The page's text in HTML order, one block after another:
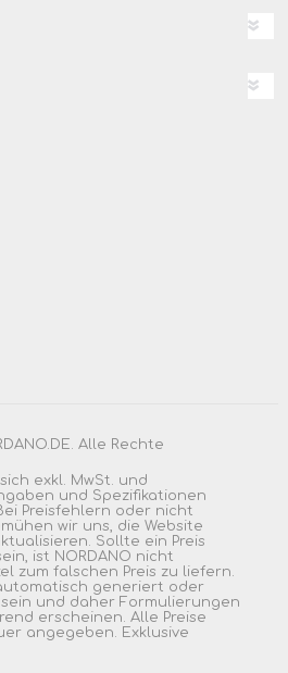
Alle Rechte
exkl. MwSt. und
und Spezifikationen
Preisfehlern oder nicht
wir uns, die Website
Sollte ein Preis
ist NORDANO nicht
zum falschen Preis zu liefern.
generiert oder
und daher Formulierungen
erscheinen. Alle Preise
angegeben. Exklusive